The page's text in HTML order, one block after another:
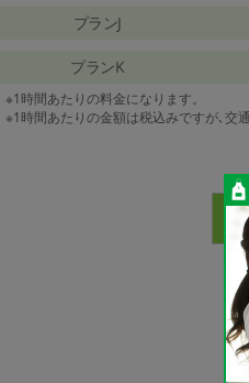
プランJ
プランK
※1時間あたりの料金になります。
※1時間あたりの金額は税込みですが､交